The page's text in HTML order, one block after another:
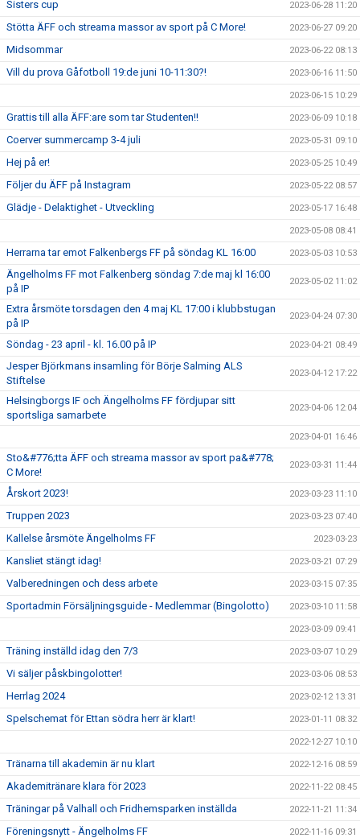
Sisters cup 2023-06-28 11:20
Stötta ÄFF och streama massor av sport på C More! 2023-06-27 09:20
Midsommar 2023-06-22 08:13
Vill du prova Gåfotboll 19:de juni 10-11:30?! 2023-06-16 11:50
2023-06-15 10:29
Grattis till alla ÄFF:are som tar Studenten!! 2023-06-09 10:18
Coerver summercamp 3-4 juli 2023-05-31 09:10
Hej på er! 2023-05-25 10:49
Följer du ÄFF på Instagram 2023-05-22 08:57
Glädje - Delaktighet - Utveckling 2023-05-17 16:48
2023-05-08 08:41
Herrarna tar emot Falkenbergs FF på söndag KL 16:00 2023-05-03 10:53
Ängelholms FF mot Falkenberg söndag 7:de maj kl 16:00
på IP
2023-05-02 11:02
Extra årsmöte torsdagen den 4 maj KL 17:00 i klubbstugan
på IP
2023-04-24 07:30
Söndag - 23 april - kl. 16.00 på IP 2023-04-21 08:49
Jesper Björkmans insamling för Börje Salming ALS
Stiftelse
2023-04-12 17:22
Helsingborgs IF och Ängelholms FF fördjupar sitt
sportsliga samarbete
2023-04-06 12:04
2023-04-01 16:46
Sto&#776;tta ÄFF och streama massor av sport pa&#778;
C More!
2023-03-31 11:44
Årskort 2023! 2023-03-23 11:10
Truppen 2023 2023-03-23 07:40
Kallelse årsmöte Ängelholms FF 2023-03-23
Kansliet stängt idag! 2023-03-21 07:29
Valberedningen och dess arbete 2023-03-15 07:35
Sportadmin Försäljningsguide - Medlemmar (Bingolotto) 2023-03-10 11:58
2023-03-09 09:41
Träning inställd idag den 7/3 2023-03-07 10:29
Vi säljer påskbingolotter! 2023-03-06 08:53
Herrlag 2024 2023-02-12 13:31
Spelschemat för Ettan södra herr är klart! 2023-01-11 08:32
2022-12-27 10:10
Tränarna till akademin är nu klart 2022-12-16 08:59
Akademitränare klara för 2023 2022-11-22 08:45
Träningar på Valhall och Fridhemsparken inställda 2022-11-21 11:34
Föreningsnytt - Ängelholms FF 2022-11-16 09:31